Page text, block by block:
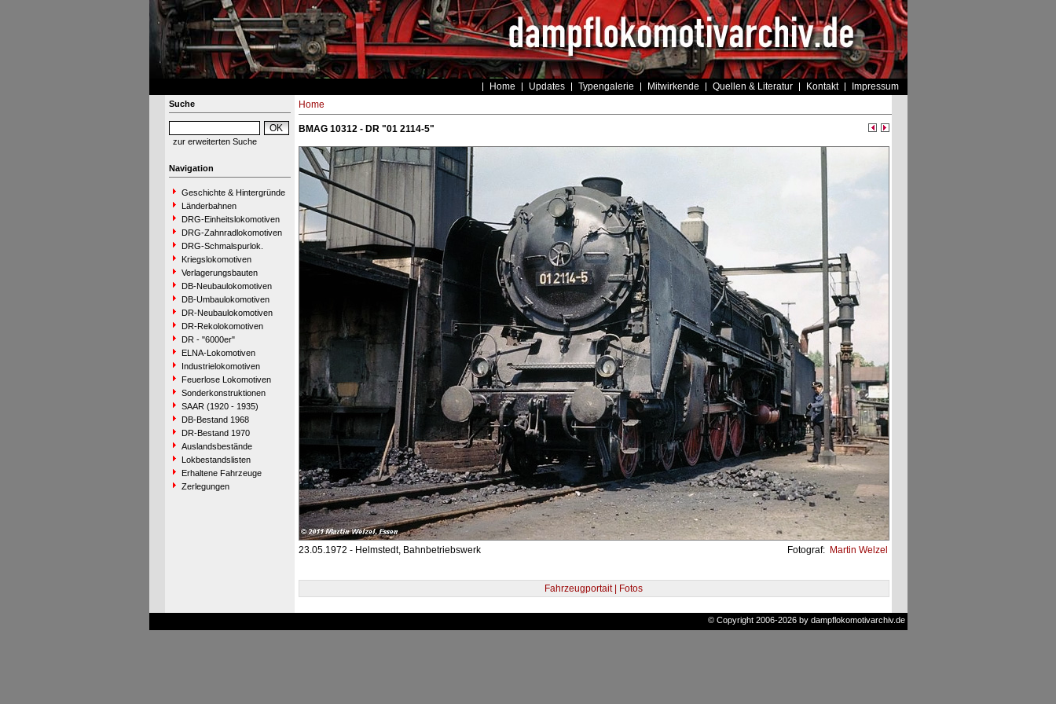
Home Updates Typengalerie Mitwirkende Quellen & Literatur Kontakt Impressum
Suche
zur erweiterten Suche
Navigation
Geschichte & Hintergründe
Länderbahnen
DRG-Einheitslokomotiven
DRG-Zahnradlokomotiven
DRG-Schmalspurlok.
Kriegslokomotiven
Verlagerungsbauten
DB-Neubaulokomotiven
DB-Umbaulokomotiven
DR-Neubaulokomotiven
DR-Rekolokomotiven
DR - "6000er"
ELNA-Lokomotiven
Industrielokomotiven
Feuerlose Lokomotiven
Sonderkonstruktionen
SAAR (1920 - 1935)
DB-Bestand 1968
DR-Bestand 1970
Auslandsbestände
Lokbestandslisten
Erhaltene Fahrzeuge
Zerlegungen
Home
BMAG 10312 - DR "01 2114-5"
23.05.1972 - Helmstedt, Bahnbetriebswerk Fotograf: Martin Welzel
Fahrzeugportait | Fotos
© Copyright 2006-2026 by dampflokomotivarchiv.de